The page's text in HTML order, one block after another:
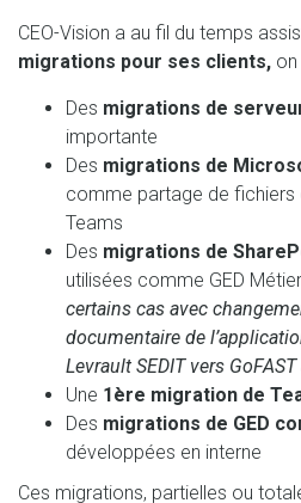
CEO-Vision a au fil du temps
migrations pour ses clients,
Des migrations de
importante
Des migrations de
comme partage de
Teams
Des migrations de
utilisées comme GED
certains cas avec
documentaire de
Levrault SEDIT vers
Une 1ère migration de
Des migrations de GED
développées en interne
Ces migrations, partielles ou